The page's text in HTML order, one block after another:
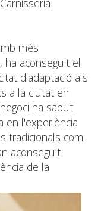
més
ha aconseguit el
d'adaptació als
a la ciutat en
ha sabut
en l'experiència
tradicionals com
aconseguit
de la